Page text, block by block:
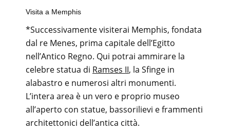
Visita a Memphis
*Successivamente visiterai Memphis, fondata
dal re Menes, prima capitale dell’Egitto
nell’Antico Regno. Qui potrai ammirare la
celebre statua di Ramses II, la Sfinge in
alabastro e numerosi altri monumenti.
L’intera area è un vero e proprio museo
all’aperto con statue, bassorilievi e frammenti
architettonici dell’antica città.